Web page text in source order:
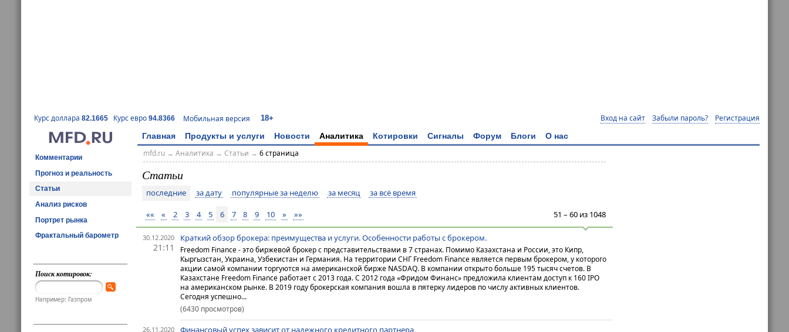
Курс доллара 82.1665 Курс евро 94.8366 Мобильная версия 18+ Вход на сайт Забыли пароль? Регистрация
Главная Продукты и услуги Новости Аналитика Котировки Сигналы Форум Блоги О нас
Комментарии
Прогноз и реальность
Статьи
Анализ рисков
Портрет рынка
Фрактальный барометр
Поиск котировок:
Например: Газпром
mfd.ru→ Аналитика → Статьи → 6 страница
Статьи
последние за дату популярные за неделю за месяц за всё время
51 – 60 из 1048
«« « 2 3 4 5 6 7 8 9 10 » »»
30.12.2020
21:11
Краткий обзор брокера: преимущества и услуги. Особенности работы с брокером.
Freedom Finance - это биржевой брокер с представительствами в 7 странах. Помимо Казахстана и России, это Кипр,
Кыргызстан, Украина, Узбекистан и Германия. На территории СНГ Freedom Finance является первым брокером, у которого
акции самой компании торгуются на американской бирже NASDAQ. В компании открыто больше 195 тысяч счетов. В
Казахстане Freedom Finance работает с 2013 года.С 2012 года «Фридом Финанс» предложила клиентам доступ к 160 IPO
на американском рынке. В 2019 году брокерская компания вошла в пятерку лидеров по числу активных клиентов.
Сегодня успешно...
(6430 просмотров)
26.11.2020 Финансовый успех зависит от надежного кредитного партнера